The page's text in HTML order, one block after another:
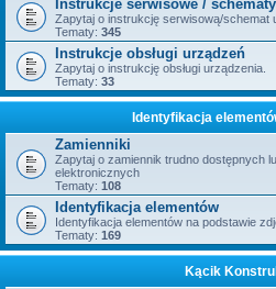
Instrukcje serwisowe / schematy
Zapytaj o instrukcję serwisową/schemat
Tematy: 345
Instrukcje obsługi urządzeń
Zapytaj o instrukcję obsługi urządzenia.
Tematy: 33
Identyfikacja
Zamienniki
Zapytaj o zamiennik trudno dostępnych
elektronicznych
Tematy: 108
Identyfikacja elementów
Identyfikacja elementów na podstawie
Tematy: 169
Kącik